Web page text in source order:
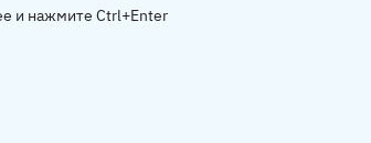
и нажмите Ctrl+Enter